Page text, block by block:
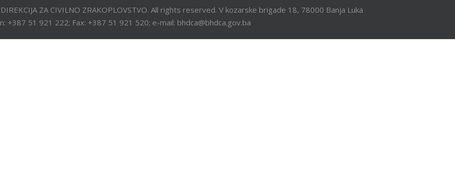
ZA CIVILNO ZRAKOPLOVSTVO. All rights reserved. V kozarske brigade 18, 78000 Banja Luka
+387 51 921 222; Fax: +387 51 921 520; e-mail: bhdca@bhdca.gov.ba